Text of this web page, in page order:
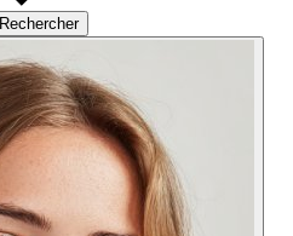
Rechercher